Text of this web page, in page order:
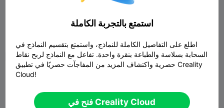
working ones so start modeling
 ابلاغ 4 
تعليق
استمتع بالتجربة الكاملة
اطلع على التفاصيل الكاملة للنماذج، واستمتع بتقسيم النماذج في
السحابة بسلاسة والطباعة بنقرة واحدة. تفاعل مع النماذج لربح نقاط
حصرية واكتشاف المزيد من المفاجآت حصريًا في تطبيق Creality
Cloud!
فتح في Creality Cloud